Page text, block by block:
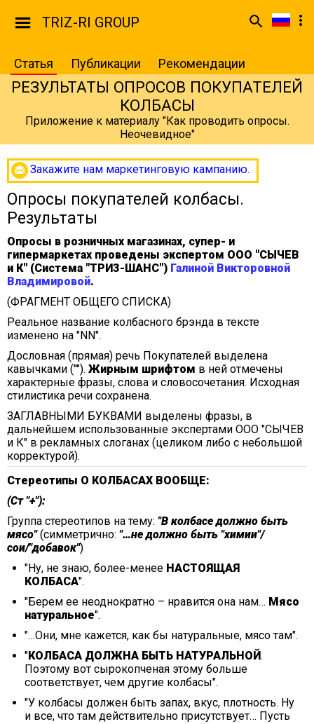
TRIZ-RI GROUP
Статья Публикации Рекомендации
РЕЗУЛЬТАТЫ ОПРОСОВ ПОКУПАТЕЛЕЙ
КОЛБАСЫ
Приложение к материалу "Как проводить опросы.
Неочевидное"
Закажите нам маркетинговую кампанию.
Опросы покупателей колбасы.
Результаты
Опросы в розничных магазинах, супер- и
гипермаркетах проведены экспертом ООО "СЫЧЕВ
и К" (Система "ТРИЗ-ШАНС") Галиной Викторовной
Владимировой.
(ФРАГМЕНТ ОБЩЕГО СПИСКА)
Реальное название колбасного брэнда в тексте
изменено на "NN".
Дословная (прямая) речь Покупателей выделена
кавычками (""). Жирным шрифтом в ней отмечены
характерные фразы, слова и словосочетания. Исходная
стилистика речи сохранена.
ЗАГЛАВНЫМИ БУКВАМИ выделены фразы, в
дальнейшем использованные экспертами ООО "СЫЧЕВ
и К" в рекламных слоганах (целиком либо с небольшой
корректурой).
Стереотипы О КОЛБАСАХ ВООБЩЕ:
(Ст "+"):
Группа стереотипов на тему: "В колбасе должно быть
мясо"(симметрично: "…не должно быть "химии"/
сои/"добавок")
"Ну, не знаю, более-менее НАСТОЯЩАЯ
КОЛБАСА".
"Берем ее неоднократно – нравится она нам… Мясо
натуральное".
"…Они, мне кажется, как бы натуральные, мясо там".
"КОЛБАСА ДОЛЖНА БЫТЬ НАТУРАЛЬНОЙ.
Поэтому вот сырокопченая этому больше
соответствует, чем другие колбасы".
"У колбасы должен быть запах, вкус, плотность. Ну
и все, что там действительно присутствует… Пусть